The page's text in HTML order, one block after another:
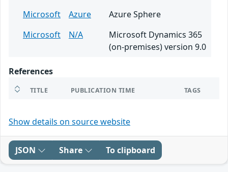
Microsoft
Azure
Azure Sphere
Microsoft
N/A
Microsoft Dynamics 365
(on-premises) version 9.0
References
TITLE PUBLICATION TIME TAGS
Show details on source website
JSON Share To clipboard